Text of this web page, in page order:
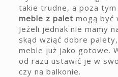
takie trudne, a poza tym
meble z palet mogą być
Jeżeli jednak nie mamy
skąd wziąć dobre
meble już jako gotowe.
od razu ustawić je w
czy na balkonie.